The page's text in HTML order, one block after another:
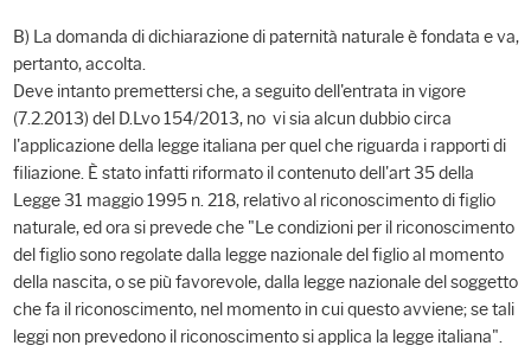
B) La domanda di dichiarazione di paternità naturale è fondata e va,
pertanto, accolta.
Deve intanto premettersi che, a seguito dell'entrata in vigore
(7.2.2013) del D.Lvo 154/2013, no vi sia alcun dubbio circa
l'applicazione della legge italiana per quel che riguarda i rapporti di
filiazione. È stato infatti riformato il contenuto dell'art 35 della
Legge 31 maggio 1995 n. 218, relativo al riconoscimento di figlio
naturale, ed ora si prevede che "Le condizioni per il riconoscimento
del figlio sono regolate dalla legge nazionale del figlio al momento
della nascita, o se più favorevole, dalla legge nazionale del soggetto
che fa il riconoscimento, nel momento in cui questo avviene; se tali
leggi non prevedono il riconoscimento si applica la legge italiana".